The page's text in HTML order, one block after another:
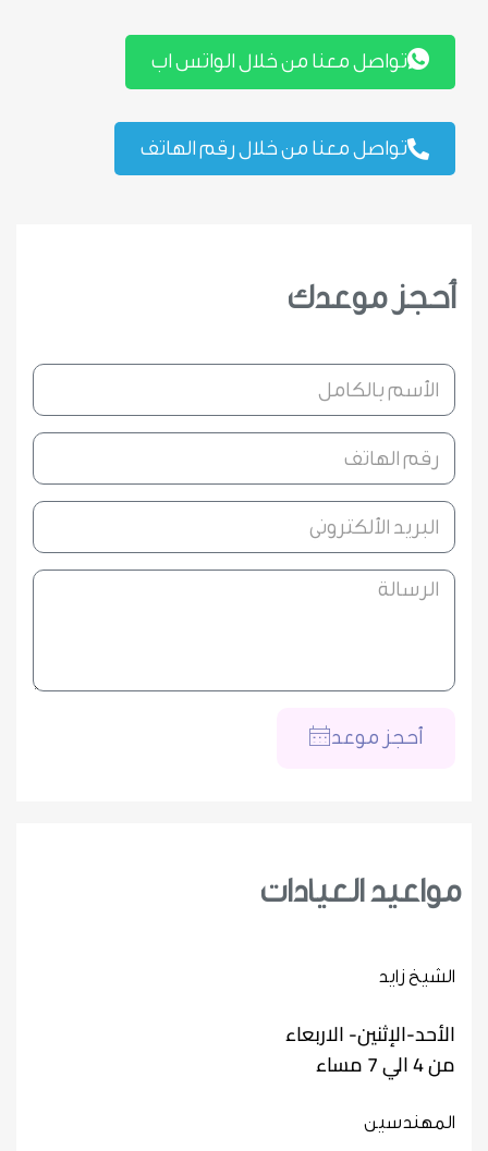
تواصل معنا من خلال الواتس اب
تواصل معنا من خلال رقم الهاتف
أحجز موعدك
أحجز موعد
مواعيد العيادات
الشيخ زايد
الأحد-الإثنين- الاربعاء
من 4 الي 7 مساء
المهندسين